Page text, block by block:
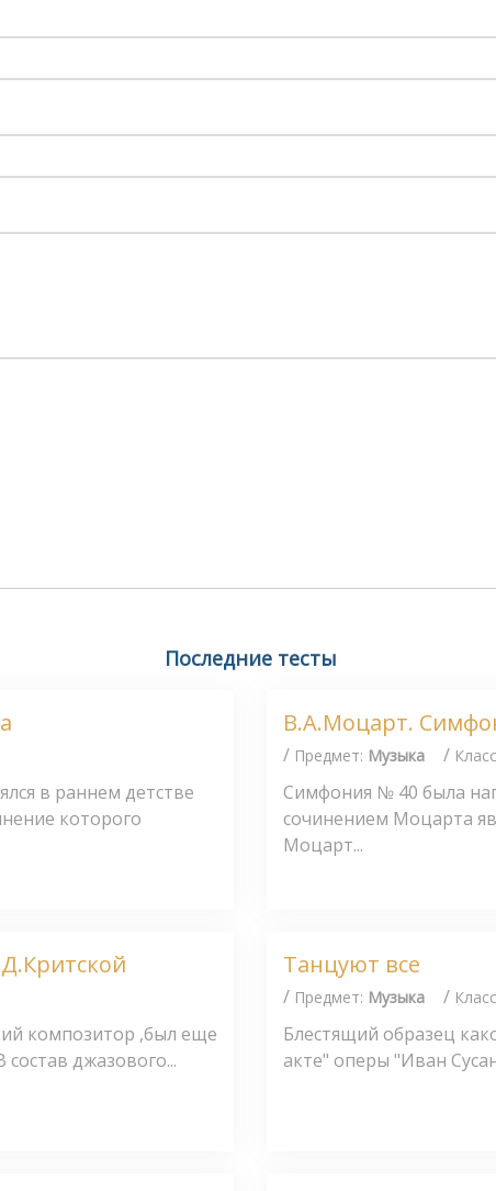
Последние тесты
в раннем детстве
которого
В.А.Моцарт.
/ Предмет: Музыка /
Симфония № 40 была
сочинением Моцарта
Моцарт...
композитор ,был еще
джазового...
Танцуют все
/ Предмет: Музыка /
Блестящий образец
акте" оперы "Иван